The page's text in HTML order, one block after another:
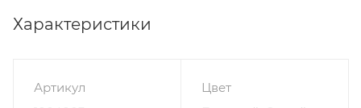
предложить свои варианты наполнения мебели. Для
проверенного производителя. Поэтому Вы можете
Характеристики
Артикул
Цвет